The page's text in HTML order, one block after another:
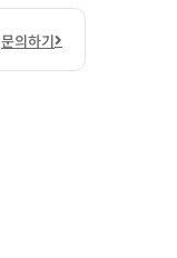
문의하기